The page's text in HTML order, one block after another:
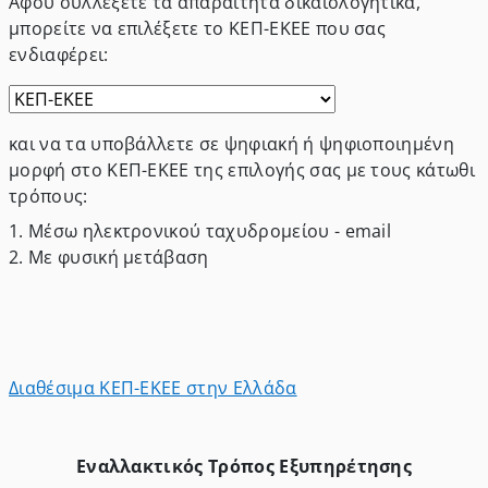
μπορείτε να επιλέξετε το ΚΕΠ-ΕΚΕΕ που σας
ενδιαφέρει:
και να τα υποβάλλετε σε ψηφιακή ή ψηφιοποιημένη
μορφή στο ΚΕΠ-ΕΚΕΕ της επιλογής σας με τους κάτωθι
τρόπους:
1. Μέσω ηλεκτρονικού ταχυδρομείου - email
2. Με φυσική μετάβαση
Διαθέσιμα ΚΕΠ-ΕΚΕΕ στην Ελλάδα
Εναλλακτικός Τρόπος Εξυπηρέτησης